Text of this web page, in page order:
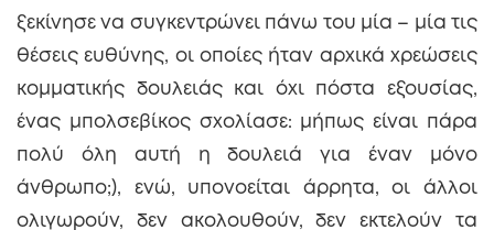
ξεκίνησε να συγκεντρώνει πάνω του μία – μία τις
θέσεις ευθύνης, οι οποίες ήταν αρχικά χρεώσεις
κομματικής δουλειάς και όχι πόστα εξουσίας,
ένας μπολσεβίκος σχολίασε: μήπως είναι πάρα
πολύ όλη αυτή η δουλειά για έναν μόνο
άνθρωπο;), ενώ, υπονοείται άρρητα, οι άλλοι
ολιγωρούν, δεν ακολουθούν, δεν εκτελούν τα